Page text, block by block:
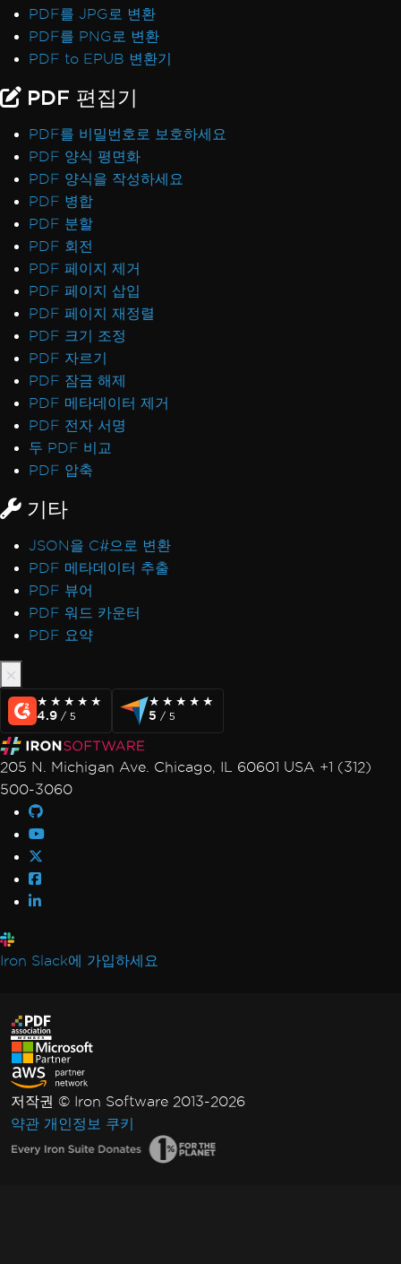
PDF를 JPG로 변환
PDF를 PNG로 변환
PDF to EPUB 변환기
PDF 편집기
PDF를 비밀번호로 보호하세요
PDF 양식 평면화
PDF 양식을 작성하세요
PDF 병합
PDF 분할
PDF 회전
PDF 페이지 제거
PDF 페이지 삽입
PDF 페이지 재정렬
PDF 크기 조정
PDF 자르기
PDF 잠금 해제
PDF 메타데이터 제거
PDF 전자 서명
두 PDF 비교
PDF 압축
기타
JSON을 C#으로 변환
PDF 메타데이터 추출
PDF 뷰어
PDF 워드 카운터
PDF 요약
★★★★★
★★★★★
4.9 / 5
★★★★★
★★★★★
5 / 5
205 N. Michigan Ave. Chicago, IL 60601 USA +1 (312)
500-3060
Iron Slack에 가입하세요
저작권 © Iron Software 2013-2026
약관 개인정보 쿠키